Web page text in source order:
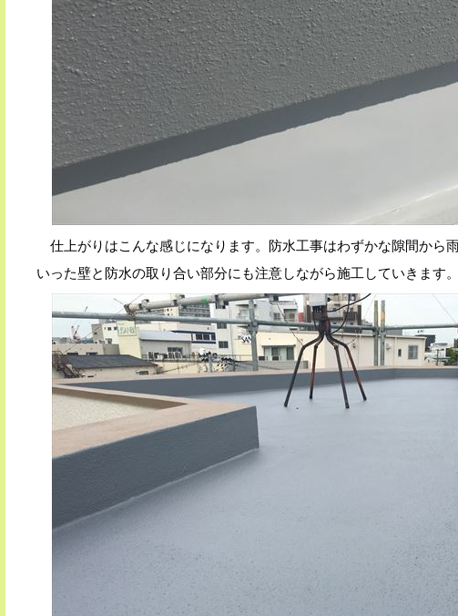
仕上がりはこんな感じになります。防水工事はわずかな隙間から
いった壁と防水の取り合い部分にも注意しながら施工していきます。